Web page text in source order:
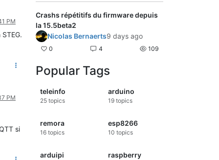
PM
PM
si
Crashs répétitifs du firmware depuis
la 15.5beta2
Nicolas Bernaerts9 days ago
0 4 109
Popular Tags
teleinfo
25 topics
arduino
19topics
remora
16 topics
esp8266
10 topics
arduipi raspberry